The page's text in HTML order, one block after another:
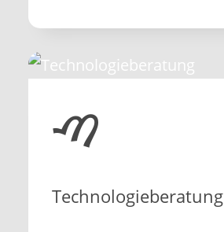
ࠑ
Technologieberatung